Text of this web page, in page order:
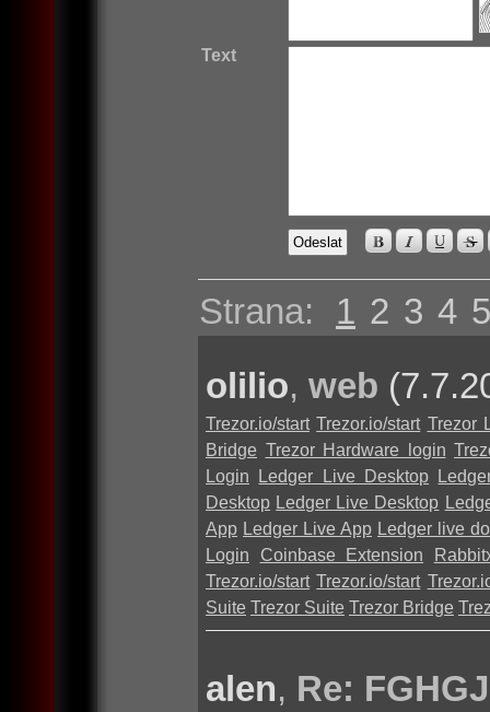
Text
Strana: 1 2 3 4 5
olilio, web
Trezor.io/start Trezor.io/start Trezor
Bridge Trezor Hardware login
Login
Ledger Live Desktop
Desktop Ledger Live Desktop
App Ledger Live App Ledger live
Login
Coinbase Extension
Trezor.io/start Trezor.io/start
Suite Trezor Suite Trezor Bridge
alen, Re: FGHGJ